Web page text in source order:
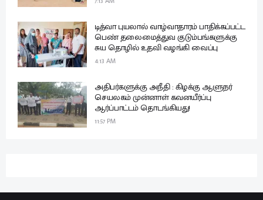
டித்வா புயலால் வாழ்வாதாரம் பாதிக்கப்பட்ட
பெண் தலைமைத்துவ குடும்பங்களுக்கு
சுய தொழில் உதவி வழங்கி வைப்பு
4:13 AM
அதிபர்களுக்கு அநீதி : கிழக்கு ஆளுநர்
செயலகம் முன்னாள் கவனயீர்ப்பு
ஆர்ப்பாட்டம் தொடங்கியது!
11:57 PM